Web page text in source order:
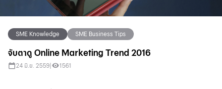
SME Knowledge SME Business Tips
จับตาดู Online Marketing Trend 2016
24 มิ.ย. 2559 1561